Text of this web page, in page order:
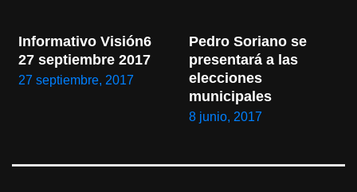
Informativo Visión6
27 septiembre 2017
27 septiembre, 2017
Pedro Soriano se
presentará a las
elecciones
municipales
8 junio, 2017